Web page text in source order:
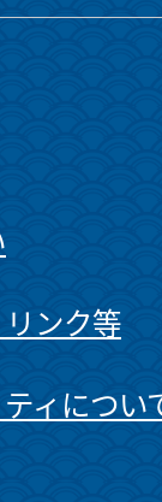
ンク等
ィについ